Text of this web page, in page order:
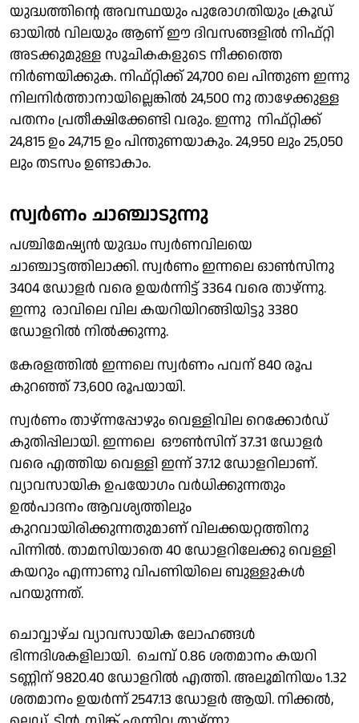
യുദ്ധത്തിൻ്റെ അവസ്ഥയും പുരോഗതിയും ക്രൂഡ്
ഓയിൽ വിലയും ആണ് ഈ ദിവസങ്ങളിൽ നിഫ്റ്റി
അടക്കുമുള്ള സൂചികകളുടെ നീക്കത്തെ
നിർണയിക്കുക. നിഫ്റ്റിക്ക് 24,700 ലെ പിന്തുണ ഇന്നു
നിലനിർത്താനായില്ലെങ്കിൽ 24,500 നു താഴേക്കുള്ള
പതനം പ്രതീക്ഷിക്കേണ്ടി വരും. ഇന്നു നിഫ്റ്റിക്ക്
24,815 ഉം 24,715 ഉം പിന്തുണയാകും. 24,950 ലും 25,050
ലും തടസം ഉണ്ടാകാം.
സ്വർണം ചാഞ്ചാടുന്നു
പശ്ചിമേഷ്യൻ യുദ്ധം സ്വർണവിലയെ
ചാഞ്ചാട്ടത്തിലാക്കി. സ്വർണം ഇന്നലെ ഓൺസിനു
3404 ഡോളർ വരെ ഉയർന്നിട്ട് 3364 വരെ താഴ്ന്നു.
ഇന്നു രാവിലെ വില കയറിയിറങ്ങിയിട്ടു 3380
ഡോളറിൽ നിൽക്കുന്നു.
കേരളത്തിൽ ഇന്നലെ സ്വർണം പവന് 840 രൂപ
കുറഞ്ഞ് 73,600 രൂപയായി.
സ്വർണം താഴ്ന്നപ്പോഴും വെള്ളിവില റെക്കോർഡ്
കുതിപ്പിലായി. ഇന്നലെ ഔൺസിന് 37.31 ഡോളർ
വരെ എത്തിയ വെള്ളി ഇന്ന് 37.12 ഡോളറിലാണ്.
വ്യാവസായിക ഉപയോഗം വർധിക്കുന്നതും
ഉൽപാദനം ആവശ്യത്തിലും
കുറവായിരിക്കുന്നതുമാണ് വിലക്കയറ്റത്തിനു
പിന്നിൽ. താമസിയാതെ 40 ഡോളറിലേക്കു വെള്ളി
കയറും എന്നാണു വിപണിയിലെ ബുള്ളുകൾ
പറയുന്നത്.
ചൊവ്വാഴ്ച വ്യാവസായിക ലോഹങ്ങൾ
ഭിന്നദിശകളിലായി. ചെമ്പ് 0.86 ശതമാനം കയറി
ടണ്ണിന് 9820.40 ഡോളറിൽ എത്തി. അലൂമിനിയം 1.32
ശതമാനം ഉയർന്ന് 2547.13 ഡോളർ ആയി. നിക്കൽ,